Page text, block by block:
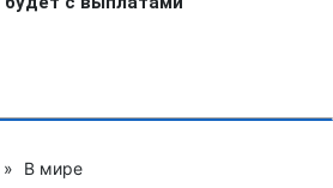
» В мире